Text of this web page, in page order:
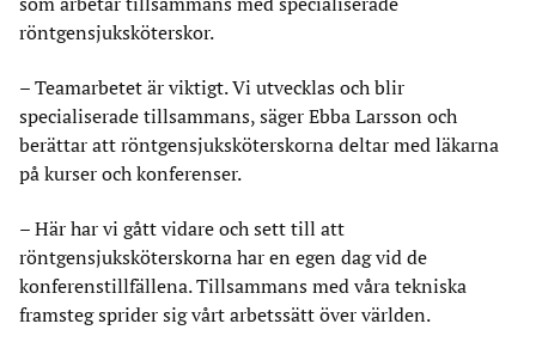
röntgensjuksköterskor.
– Teamarbetet är viktigt. Vi utvecklas och blir
specialiserade tillsammans, säger Ebba Larsson och
berättar att röntgensjuksköterskorna deltar med läkarna
på kurser och konferenser.
– Här har vi gått vidare och sett till att
röntgensjuksköterskorna har en egen dag vid de
konferenstillfällena. Tillsammans med våra tekniska
framsteg sprider sig vårt arbetssätt över världen.